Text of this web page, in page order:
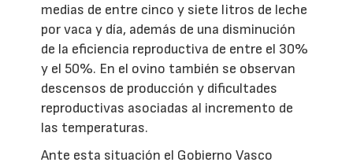
medias de entre cinco y siete litros de leche
por vaca y día, además de una disminución
de la eficiencia reproductiva de entre el 30%
y el 50%. En el ovino también se observan
descensos de producción y dificultades
reproductivas asociadas al incremento de
las temperaturas.
Ante esta situación el Gobierno Vasco